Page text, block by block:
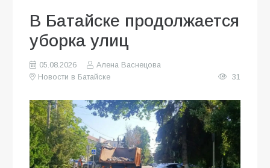
В Батайске продолжается
уборка улиц
05.08.2026
Алена Васнецова
Новости в Батайске
31